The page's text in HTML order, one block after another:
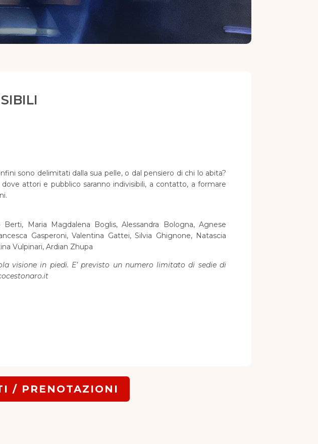
sono delimitati dalla sua pelle, o dal pensiero di chi lo abita?
attori e pubblico saranno indivisibili, a contatto, a formare
Maria Magdalena Boglis, Alessandra Bologna, Agnese
Gasperoni, Valentina Gattei, Silvia Ghignone, Natascia
Vulpinari, Ardian Zhupa
visione in piedi. E’ previsto un numero limitato di sedie di
/ PRENOTAZIONI